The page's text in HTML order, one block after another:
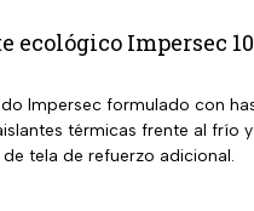
Impersec
Impersec formulado con
térmicas frente al
tela de refuerzo adicional.